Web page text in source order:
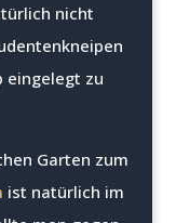
nicht
eingelegt zu
Garten zum
ist natürlich im